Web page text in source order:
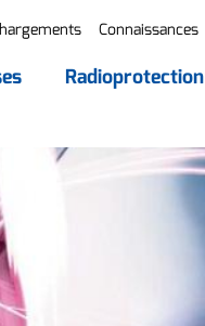
Connaissances
Radioprotection